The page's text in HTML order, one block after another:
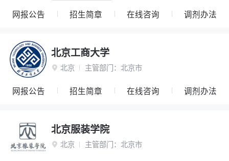
网报公告 招生简章 在线咨询 调剂办法
北京工商大学
 北京 主管部门： 北京市
网报公告 招生简章 在线咨询 调剂办法
北京服装学院
 北京 主管部门： 北京市